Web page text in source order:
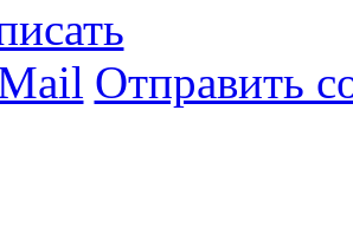
Отправить